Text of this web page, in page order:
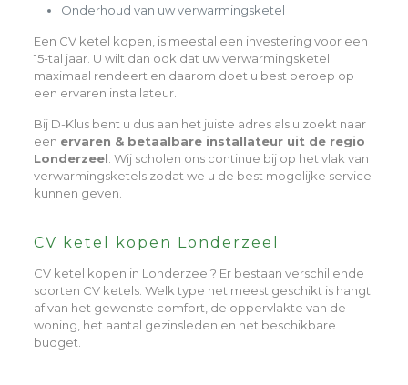
Onderhoud van uw verwarmingsketel
Een CV ketel kopen, is meestal een investering voor een
15-tal jaar. U wilt dan ook dat uw verwarmingsketel
maximaal rendeert en daarom doet u best beroep op
een ervaren installateur.
Bij D-Klus bent u dus aan het juiste adres als u zoekt naar
een ervaren & betaalbare installateur uit de regio
Londerzeel . Wij scholen ons continue bij op het vlak van
verwarmingsketels zodat we u de best mogelijke service
kunnen geven.
CV ketel kopen Londerzeel
CV ketel kopen in Londerzeel? Er bestaan verschillende
soorten CV ketels. Welk type het meest geschikt is hangt
af van het gewenste comfort, de oppervlakte van de
woning, het aantal gezinsleden en het beschikbare
budget.